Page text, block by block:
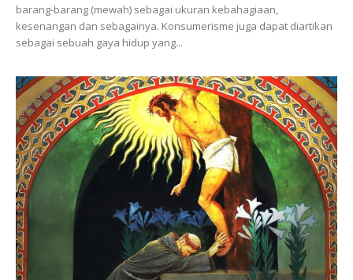
barang-barang (mewah) sebagai ukuran kebahagiaan,
kesenangan dan sebagainya. Konsumerisme juga dapat diartikan
sebagai sebuah gaya hidup yang...